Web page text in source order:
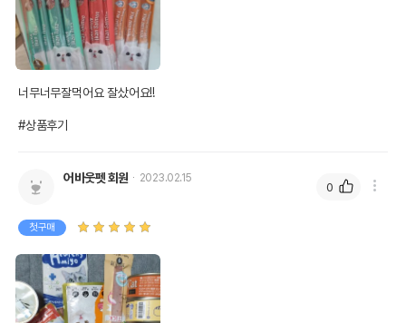
너무너무잘먹어요 잘샀어요!!
#상품후기
어바웃펫 회원 2023.02.15
첫구매
0